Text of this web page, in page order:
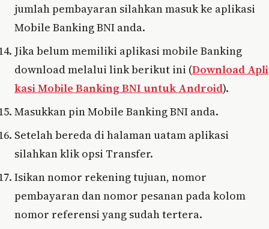
jumlah pembayaran silahkan masuk ke aplikasi
Mobile Banking BNI anda.
Jika belum memiliki aplikasi mobile Banking
download melalui link berikut ini (Download Apli
kasi Mobile Banking BNI untuk Android).
Masukkan pin Mobile Banking BNI anda.
Setelah bereda di halaman uatam aplikasi
silahkan klik opsi Transfer.
Isikan nomor rekening tujuan, nomor
pembayaran dan nomor pesanan pada kolom
nomor referensi yang sudah tertera.